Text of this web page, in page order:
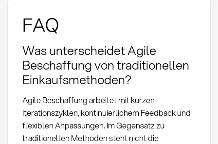
FAQ
Was unterscheidet Agile
Beschaffung von traditionellen
Einkaufsmethoden?
Agile Beschaffung arbeitet mit kurzen
Iterationszyklen, kontinuierlichem Feedback und
flexiblen Anpassungen. Im Gegensatz zu
traditionellen Methoden steht nicht die